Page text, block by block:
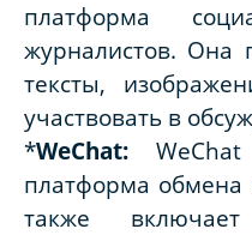
платформа
журналистов. Она
тексты,
участвовать в
*WeChat:
платформа обмена
также